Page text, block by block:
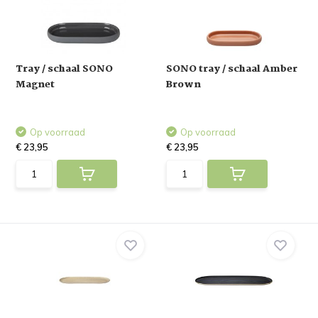
Tray / schaal SONO
Magnet
Op voorraad
€ 23,95
SONO tray / schaal Amber
Brown
Op voorraad
€ 23,95